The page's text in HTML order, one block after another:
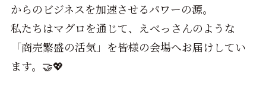
からのビジネスを加速させるパワーの源。
私たちはマグロを通じて、えべっさんのような
「商売繁盛の活気」を皆様の会場へお届けしてい
ます。🤝💖